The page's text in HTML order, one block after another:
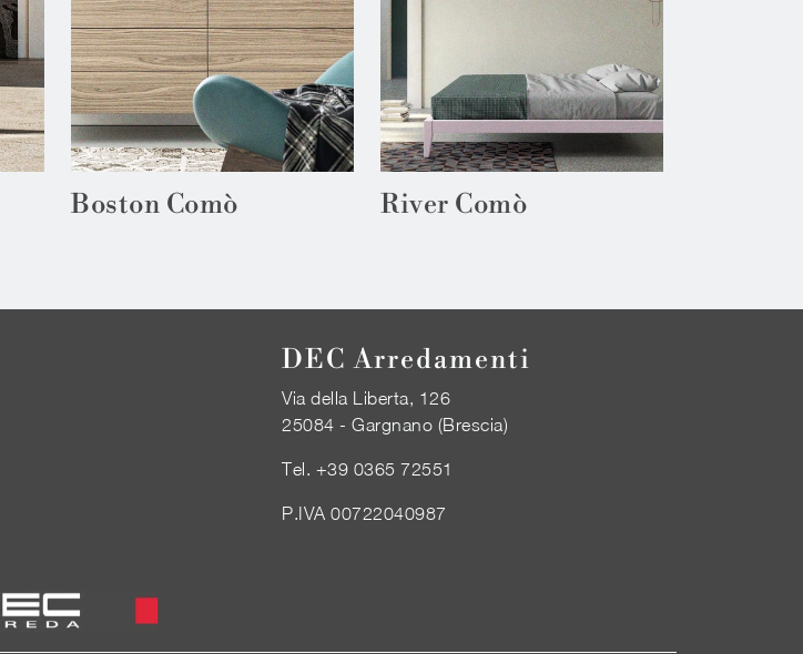
Boston Comò River Comò
DEC Arredamenti
Via della Liberta, 126
25084 - Gargnano (Brescia)
Tel. +39 0365 72551
P.IVA 00722040987